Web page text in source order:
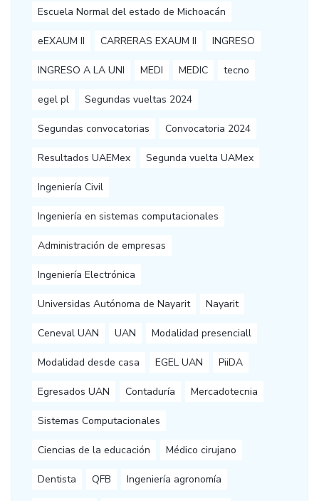
Escuela Normal del estado de Michoacán
eEXAUM II CARRERAS EXAUM II INGRESO
INGRESO A LA UNI MEDI MEDIC tecno
egel pl Segundas vueltas 2024
Segundas convocatorias Convocatoria 2024
Resultados UAEMex Segunda vuelta UAMex
Ingeniería Civil
Ingeniería en sistemas computacionales
Administración de empresas
Ingeniería Electrónica
Universidas Autónoma de Nayarit Nayarit
Ceneval UAN UAN Modalidad presenciall
Modalidad desde casa EGEL UAN PiiDA
Egresados UAN Contaduría Mercadotecnia
Sistemas Computacionales
Ciencias de la educación Médico cirujano
Dentista QFB Ingeniería agronomía